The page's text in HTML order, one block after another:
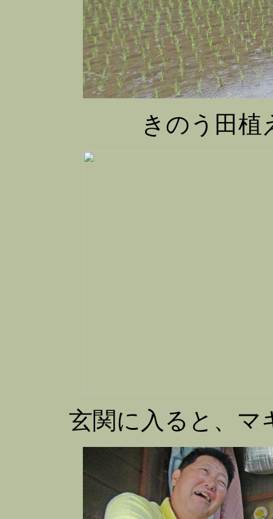
きのう田植
玄関に入ると、マ